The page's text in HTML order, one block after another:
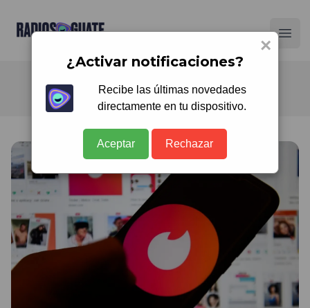
Radios Guate
×
¿Activar notificaciones?
Recibe las últimas novedades
directamente en tu dispositivo.
Aceptar Rechazar